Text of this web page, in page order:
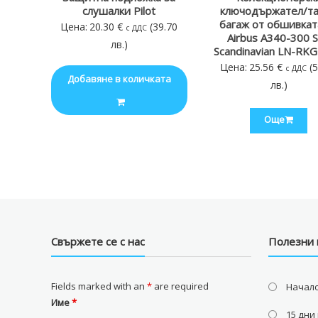
слушалки Pilot
Цена: 20.30€ с ДДС (39.70
лв.)
Добавяне в количката
ключодържател/
багаж от
Airbus A340-300
Scandinavian LN-
Цена: 25.56€ с ДДС
лв.)
Още
Свържете се с нас
Fields marked with an* are required
Име*
Полезни
15